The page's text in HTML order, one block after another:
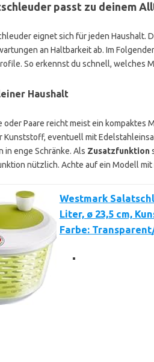
passt zu deinem
eignet sich für jeden Haushalt.
an Haltbarkeit ab. Im
So erkennst du schnell, welches
Haushalt
oder Paare reicht meist ein kompaktes
Kunststoff, eventuell mit
in enge Schränke. Als Zusatzfunktion
nützlich. Achte auf ein Modell
Westmark
Liter, ø 23,5 cm,
Farbe: